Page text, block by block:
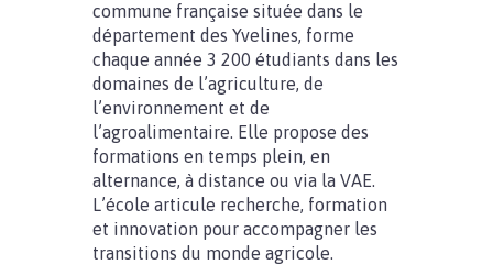
commune française située dans le
département des Yvelines, forme
chaque année 3 200 étudiants dans les
domaines de l’agriculture, de
l’environnement et de
l’agroalimentaire. Elle propose des
formations en temps plein, en
alternance, à distance ou via la VAE.
L’école articule recherche, formation
et innovation pour accompagner les
transitions du monde agricole.